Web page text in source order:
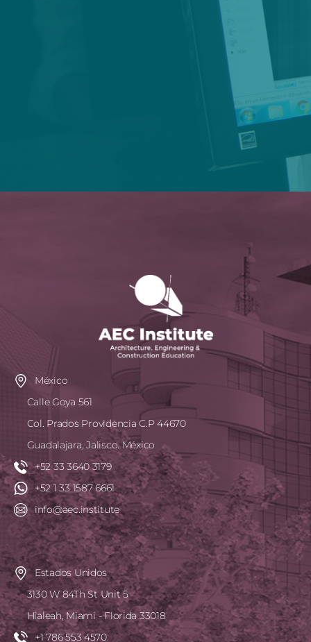
México
Calle Goya 561
Col. Prados Providencia C.P 44670
Guadalajara, Jalisco. México
+52 33 3640 3179
+52 1 33 1587 6661
info@aec.institute
Estados Unidos
3130 W 84Th St Unit 5
Hialeah, Miami - Florida 33018
+1 786 553 4570